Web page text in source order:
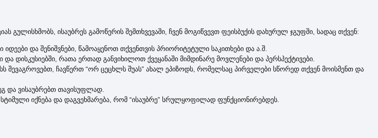
ისაუბრეს გამოწერის შემთხვევაში, ჩვენ მოგიწვევთ ფეისბუქის დახურულ ჯგუფში, სადაც თქვენ:
და შენიშვნები, წამოაყენოთ თქვენთვის პრიორიტეტული საკითხები და ა.შ.
დისკუსიებში, რათა ერთად განვიხილოთ ქვეყანაში მიმდინარე მოვლენები და პერსპექტივები.
შევაგროვებთ, ჩავწერთ “ორ ცეცხლს შუას” ახალ ეპიზოდს, რომელსაც პირველები სწორედ თქვენ მოისმენთ და
და ვისაუბრებთ თავისუფლად.
იქნება და დაგვეხმარება, რომ “ისაუბრე” სრულყოფილად ფუნქციონირებდეს.